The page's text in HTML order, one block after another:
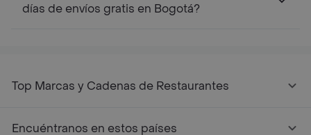
días de envíos gratis en Bogotá?
Top Marcas y Cadenas de Restaurantes
Encuéntranos en estos países